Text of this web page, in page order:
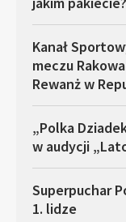
Kanał
meczu
Rewanż w
„Polka
w audycji
Superpuchar
1. lidze